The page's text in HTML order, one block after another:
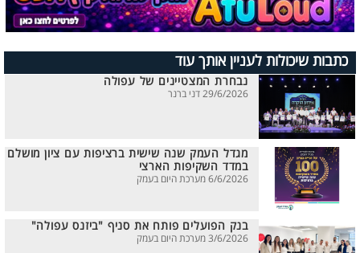
כתבות שיכולות לעניין אותך עוד
נבחרת המצטיינים של עפולה
29/6/2026 דני ברנר
מגדל העמק שנה שישית ברציפות עם ציון מושלם
במדד השקיפות הארצי
6/6/2026 מערכת היום בעמק
בנק הפועלים פותח את סניף "ביזנס עפולה"
3/6/2026 מערכת היום בעמק